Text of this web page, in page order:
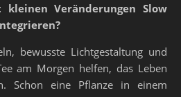
Veränderungen Slow
bewusste Lichtgestaltung und
am Morgen helfen, das Leben
Schon eine Pflanze in einem